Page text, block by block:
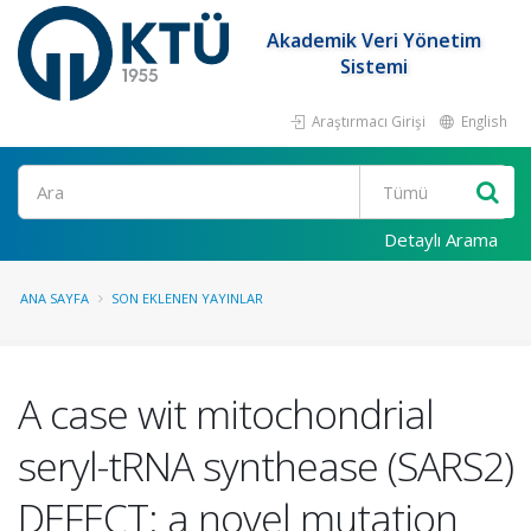
Akademik Veri Yönetim
Sistemi
Araştırmacı Girişi English
Ara
Detaylı Arama
ANA SAYFA SON EKLENEN YAYINLAR
A case wit mitochondrial
seryl-tRNA synthease (SARS2)
DEFECT: a novel mutation